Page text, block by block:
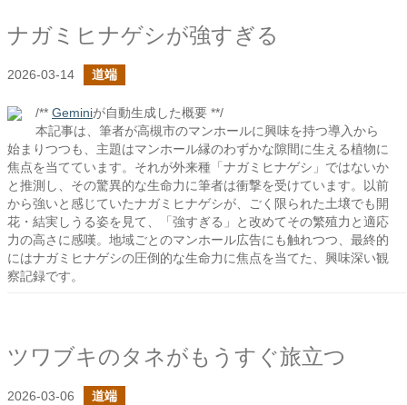
ナガミヒナゲシが強すぎる
2026-03-14 道端
/** Geminiが自動生成した概要 **/
本記事は、筆者が高槻市のマンホールに興味を持つ導入から
始まりつつも、主題はマンホール縁のわずかな隙間に生える植物に
焦点を当てています。それが外来種「ナガミヒナゲシ」ではないか
と推測し、その驚異的な生命力に筆者は衝撃を受けています。以前
から強いと感じていたナガミヒナゲシが、ごく限られた土壌でも開
花・結実しうる姿を見て、「強すぎる」と改めてその繁殖力と適応
力の高さに感嘆。地域ごとのマンホール広告にも触れつつ、最終的
にはナガミヒナゲシの圧倒的な生命力に焦点を当てた、興味深い観
察記録です。
ツワブキのタネがもうすぐ旅立つ
2026-03-06 道端